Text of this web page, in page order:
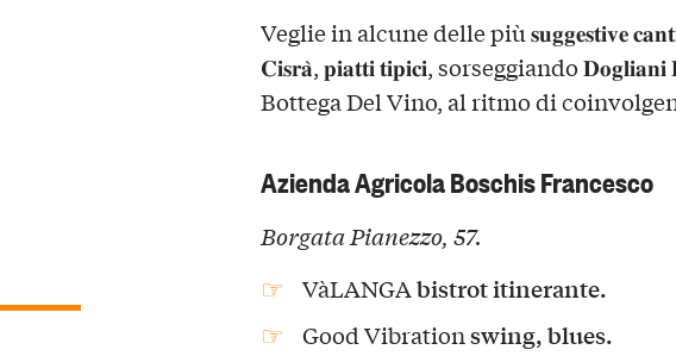
Veglie in alcune delle più 𝐬𝐮𝐠𝐠𝐞𝐬𝐭𝐢𝐯𝐞
𝐂𝐢𝐬𝐫𝐚̀, 𝐩𝐢𝐚𝐭𝐭𝐢 𝐭𝐢𝐩𝐢𝐜𝐢, sorseggiando
Bottega Del Vino, al ritmo di coinvolgenti
Azienda Agricola Boschis Francesco
Borgata Pianezzo, 57.
VàLANGAbistrot itinerante.
Good Vibrationswing, blues.